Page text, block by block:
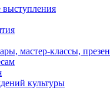
мастер-классы,
культуры